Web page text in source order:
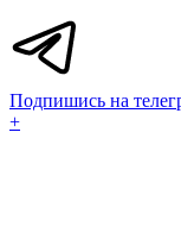
Подпишись на
+